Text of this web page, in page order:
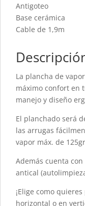
Antigoteo
Base cerámica
Cable de 1,9m
La plancha de
máximo confort en
manejo y diseño
El planchado será
las arrugas
vapor máx. de
Además cuenta
antical
¡Elige como
horizontal o en